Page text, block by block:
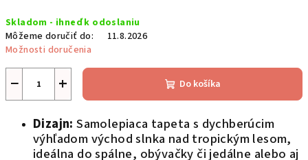
cena:
Skladom - ihneď k odoslaniu
Môžeme doručiť do:
11.8.2026
Možnosti doručenia
+
− Do košíka
Dizajn: Samolepiaca tapeta s dychberúcim
výhľadom východ slnka nad tropickým lesom,
ideálna do spálne, obývačky či jedálne alebo aj